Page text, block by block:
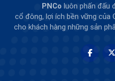
PNCo luôn phấn đấu
cổ đông, lợi ích bền vững của
cho khách hàng những sản